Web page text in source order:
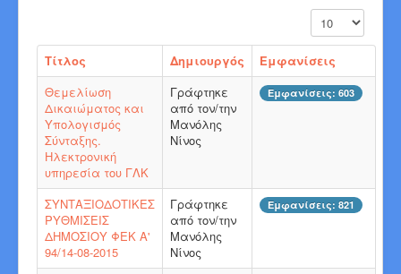
Εμφάνιση #
Τίτλος Δημιουργός
Εμφανίσεις
Θεμελίωση
Δικαιώματος και
Υπολογισμός
Σύνταξης.
Ηλεκτρονική
υπηρεσία του ΓΛΚ
Γράφτηκε
από τον/την
Μανόλης
Νίνος
Εμφανίσεις: 603
ΣΥΝΤΑΞΙΟΔΟΤΙΚΕΣ
ΡΥΘΜΙΣΕΙΣ
ΔΗΜΟΣΙΟΥ ΦΕΚ Α'
94/14-08-2015
Γράφτηκε
από τον/την
Μανόλης
Νίνος
Εμφανίσεις: 821